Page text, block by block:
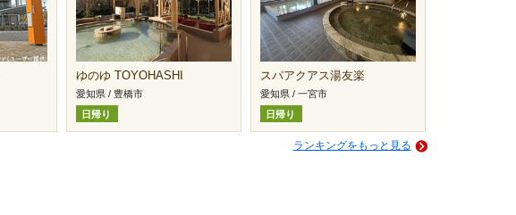
ゆのゆ TOYOHASHI
愛知県 / 豊橋市
日帰り
スパアクアス湯友楽
愛知県 / 一宮市
日帰り
ランキングをもっと見る